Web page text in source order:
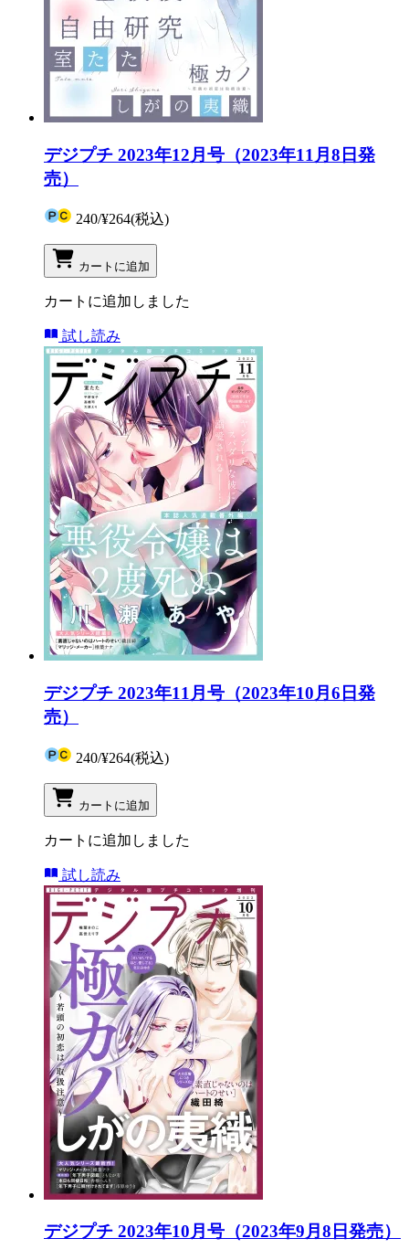
デジプチ 2023年12月号（2023年11月8日発
売）
240/¥264(税込)
カートに追加
カートに追加しました
試し読み
デジプチ 2023年11月号（2023年10月6日発
売）
240/¥264(税込)
カートに追加
カートに追加しました
試し読み
デジプチ 2023年10月号（2023年9月8日発売）